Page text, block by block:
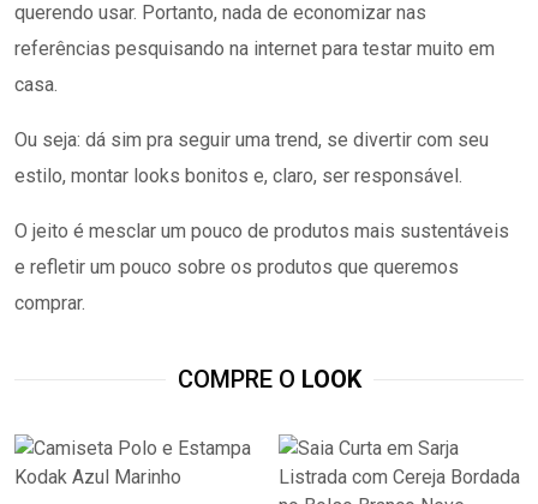
querendo usar. Portanto, nada de economizar nas
referências pesquisando na internet para testar muito em
casa.
Ou seja: dá sim pra seguir uma trend, se divertir com seu
estilo, montar looks bonitos e, claro, ser responsável.
O jeito é mesclar um pouco de produtos mais sustentáveis
e refletir um pouco sobre os produtos que queremos
comprar.
COMPRE O LOOK